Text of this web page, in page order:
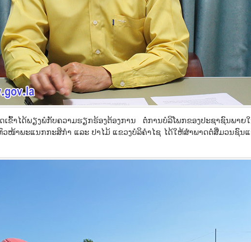
ຂົ້າໄດ້ພຽງພໍກັບຄວາມຮຽກຮ້ອງຕ້ອງການ ຕໍ່ການບໍລິໂພກຂອງປະຊາຊົນພາຍ
ໜ້າພະແນກກະສິກໍາ ແລະ ປາໄມ້ ແຂວງບໍລິຄຳໄຊ ໄດ້ໃຫ້ສຳພາດຕໍ່ສື່ມວນຊົນແ